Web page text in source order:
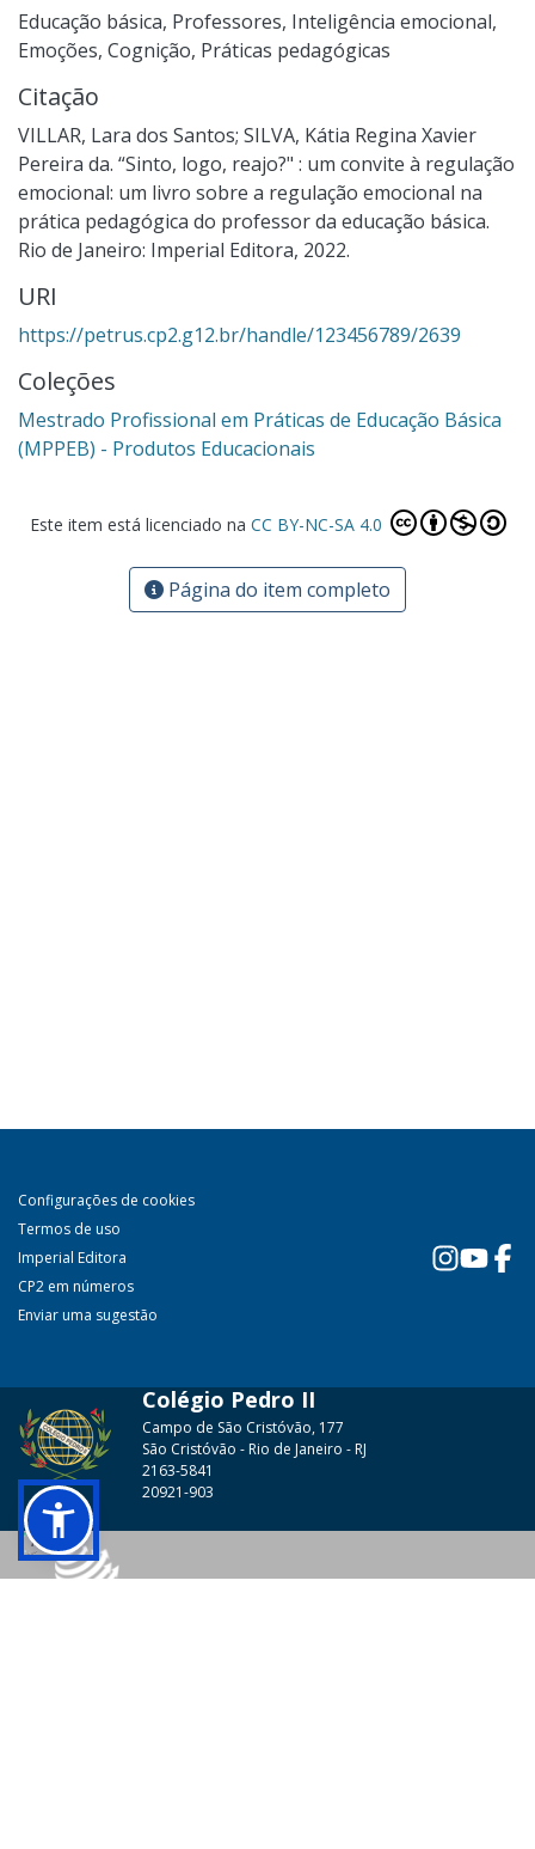
Educação básica, Professores, Inteligência emocional,
Emoções, Cognição, Práticas pedagógicas
Citação
VILLAR, Lara dos Santos; SILVA, Kátia Regina Xavier
Pereira da. “Sinto, logo, reajo?" : um convite à regulação
emocional: um livro sobre a regulação emocional na
prática pedagógica do professor da educação básica.
Rio de Janeiro: Imperial Editora, 2022.
URI
https://petrus.cp2.g12.br/handle/123456789/2639
Coleções
Mestrado Profissional em Práticas de Educação Básica
(MPPEB) - Produtos Educacionais
Este item está licenciado na CC BY-NC-SA 4.0
Página do item completo
Configurações de cookies
Termos de uso
Imperial Editora
CP2 em números
Enviar uma sugestão
Colégio Pedro II
Campo de São Cristóvão, 177
São Cristóvão - Rio de Janeiro - RJ
2163-5841
20921-903